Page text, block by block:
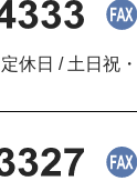
定休日 / 土日祝